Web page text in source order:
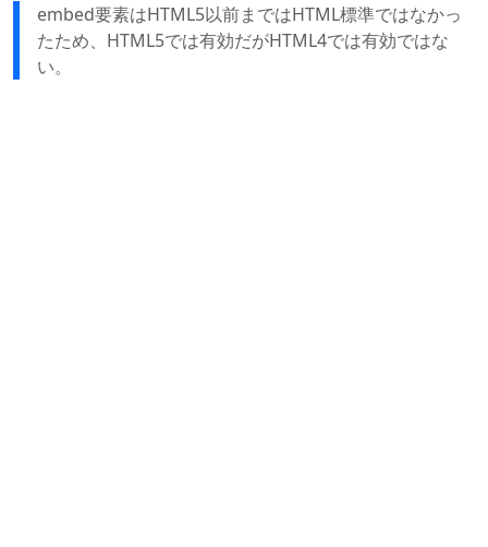
embed要素はHTML5以前まではHTML標準ではなかっ
たため、HTML5では有効だがHTML4では有効ではな
い。